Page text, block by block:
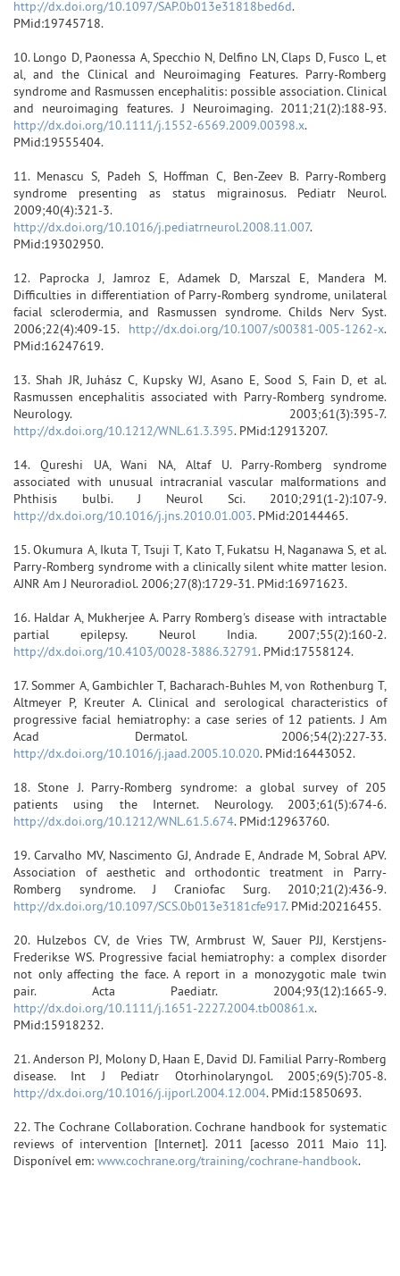
http://dx.doi.org/10.1097/SAP.0b013e31818bed6d.
PMid:19745718.
10. Longo D, Paonessa A, Specchio N, Delfino LN, Claps D, Fusco L, et
al, and the Clinical and Neuroimaging Features. Parry-Romberg
syndrome and Rasmussen encephalitis: possible association. Clinical
and neuroimaging features. J Neuroimaging. 2011;21(2):188-93.
http://dx.doi.org/10.1111/j.1552-6569.2009.00398.x.
PMid:19555404.
11. Menascu S, Padeh S, Hoffman C, Ben-Zeev B. Parry-Romberg
syndrome presenting as status migrainosus. Pediatr Neurol.
2009;40(4):321-3.
http://dx.doi.org/10.1016/j.pediatrneurol.2008.11.007.
PMid:19302950.
12. Paprocka J, Jamroz E, Adamek D, Marszal E, Mandera M.
Difficulties in differentiation of Parry-Romberg syndrome, unilateral
facial sclerodermia, and Rasmussen syndrome. Childs Nerv Syst.
2006;22(4):409-15. http://dx.doi.org/10.1007/s00381-005-1262-x.
PMid:16247619.
13. Shah JR, Juhász C, Kupsky WJ, Asano E, Sood S, Fain D, et al.
Rasmussen encephalitis associated with Parry-Romberg syndrome.
Neurology. 2003;61(3):395-7.
http://dx.doi.org/10.1212/WNL.61.3.395. PMid:12913207.
14. Qureshi UA, Wani NA, Altaf U. Parry-Romberg syndrome
associated with unusual intracranial vascular malformations and
Phthisis bulbi. J Neurol Sci. 2010;291(1-2):107-9.
http://dx.doi.org/10.1016/j.jns.2010.01.003. PMid:20144465.
15. Okumura A, Ikuta T, Tsuji T, Kato T, Fukatsu H, Naganawa S, et al.
Parry-Romberg syndrome with a clinically silent white matter lesion.
AJNR Am J Neuroradiol. 2006;27(8):1729-31. PMid:16971623.
16. Haldar A, Mukherjee A. Parry Romberg's disease with intractable
partial epilepsy. Neurol India. 2007;55(2):160-2.
http://dx.doi.org/10.4103/0028-3886.32791. PMid:17558124.
17. Sommer A, Gambichler T, Bacharach-Buhles M, von Rothenburg T,
Altmeyer P, Kreuter A. Clinical and serological characteristics of
progressive facial hemiatrophy: a case series of 12 patients. J Am
Acad Dermatol. 2006;54(2):227-33.
http://dx.doi.org/10.1016/j.jaad.2005.10.020. PMid:16443052.
18. Stone J. Parry-Romberg syndrome: a global survey of 205
patients using the Internet. Neurology. 2003;61(5):674-6.
http://dx.doi.org/10.1212/WNL.61.5.674. PMid:12963760.
19. Carvalho MV, Nascimento GJ, Andrade E, Andrade M, Sobral APV.
Association of aesthetic and orthodontic treatment in Parry-
Romberg syndrome. J Craniofac Surg. 2010;21(2):436-9.
http://dx.doi.org/10.1097/SCS.0b013e3181cfe917. PMid:20216455.
20. Hulzebos CV, de Vries TW, Armbrust W, Sauer PJJ, Kerstjens-
Frederikse WS. Progressive facial hemiatrophy: a complex disorder
not only affecting the face. A report in a monozygotic male twin
pair. Acta Paediatr. 2004;93(12):1665-9.
http://dx.doi.org/10.1111/j.1651-2227.2004.tb00861.x.
PMid:15918232.
21. Anderson PJ, Molony D, Haan E, David DJ. Familial Parry-Romberg
disease. Int J Pediatr Otorhinolaryngol. 2005;69(5):705-8.
http://dx.doi.org/10.1016/j.ijporl.2004.12.004. PMid:15850693.
22. The Cochrane Collaboration. Cochrane handbook for systematic
reviews of intervention [Internet]. 2011 [acesso 2011 Maio 11].
Disponível em: www.cochrane.org/training/cochrane-handbook.